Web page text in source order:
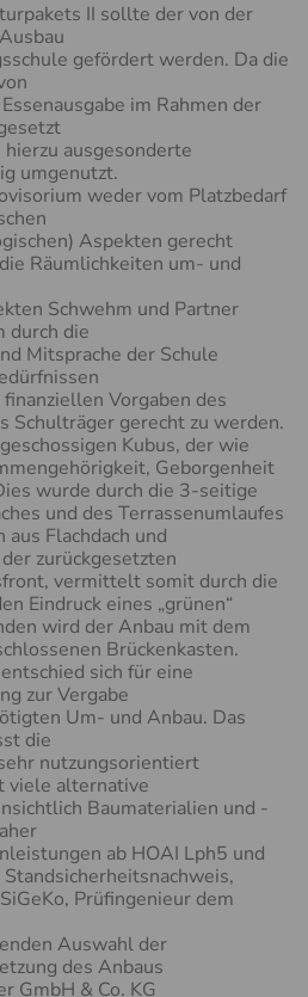
II sollte der von der
gefördert werden. Da die
im Rahmen der
ausgesonderte
umgenutzt.
weder vom Platzbedarf
Aspekten gerecht
Räumlichkeiten um- und
Schwehm und Partner
durch die
Mitsprache der Schule
Vorgaben des
Schulträger gerecht zu werden.
Kubus, der wie
Geborgenheit
wurde durch die 3-seitige
und des Terrassenumlaufes
Flachdach und
zurückgesetzten
vermittelt somit durch die
Eindruck eines „grünen“
wird der Anbau mit dem
Brückenkasten.
sich für eine
zur Vergabe
Um- und Anbau. Das
die
nutzungsorientiert
viele alternative
Baumaterialien und -
ab HOAI Lph5 und
Prüfingenieur dem
Auswahl der
des Anbaus
GmbH & Co. KG